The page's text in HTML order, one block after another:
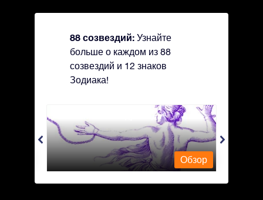
88 созвездий: Узнайте
больше о каждом из 88
созвездий и 12 знаков
Зодиака!
Andromeda - Андромеда
Обзор